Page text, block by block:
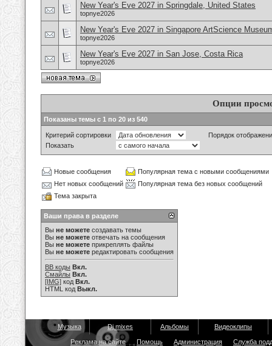
New Year's Eve 2027 in Springdale, United States
topnye2026
New Year's Eve 2027 in Singapore ArtScience
topnye2026
New Year's Eve 2027 in San Jose, Costa Rica
topnye2026
Опции
Показаны темы с 1 по 20 из 540
Критерий сортировки
Порядок
Показать
Новые сообщения
Популярная тема с новыми сообщениями
Нет новых сообщений
Популярная тема без новых сообщений
Тема закрыта
Ваши права в разделе
Вы не можете создавать темы
Вы не можете отвечать на сообщения
Вы не можете прикреплять файлы
Вы не можете редактировать сообщения
BB коды Вкл.
Смайлы Вкл.
[IMG] код Вкл.
HTML код Выкл.
Музыка Dj mixes Альбомы Видеоклипы
Реклама на сайте Помощь Администрация Служба